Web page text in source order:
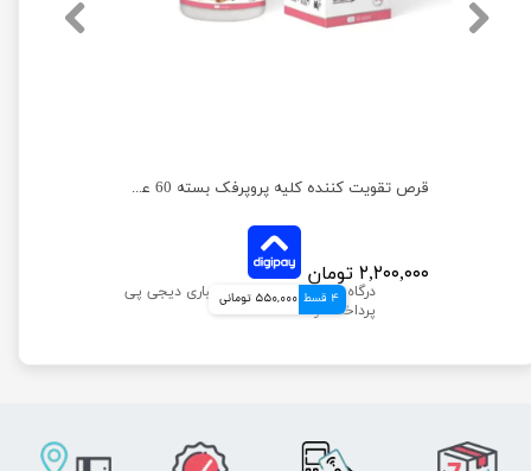
قرص تقویت کننده کلیه پروپرفک بسته 60 عددی
۲,۲۰۰,۰۰۰ تومان
4 قسط 550,000 تومانی